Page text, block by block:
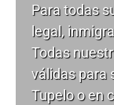
Para todas
legal,
Todas
válidas para
Tupelo o en